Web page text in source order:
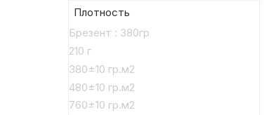
Плотность
Брезент : 380гр
210 г
380±10 гр.м2
480±10 гр.м2
760±10 гр.м2